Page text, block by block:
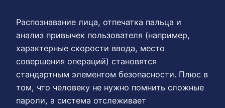
Распознавание лица, отпечатка пальца и
анализ привычек пользователя (например,
характерные скорости ввода, место
совершения операций) становятся
стандартным элементом безопасности. Плюс в
том, что человеку не нужно помнить сложные
пароли, а система отслеживает